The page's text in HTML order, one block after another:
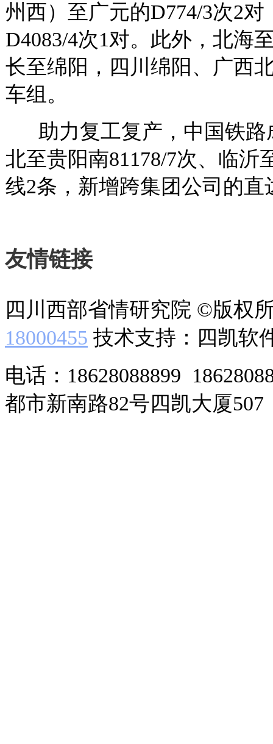
州西）至广元的D774/3次2
D4083/4次1对。此外，北海
长至绵阳，四川绵阳、广西
车组。
助力复工复产，中国铁路
北至贵阳南81178/7次、临沂
线2条，新增跨集团公司的
友情链接
四川西部省情研究院 ©版权
18000455 技术支持：四凯软
电话：18628088899
都市新南路82号四凯大厦507